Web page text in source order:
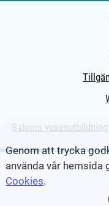
Salems vuxenutbildning
Genom att trycka
använda vår hemsida
Cookies.